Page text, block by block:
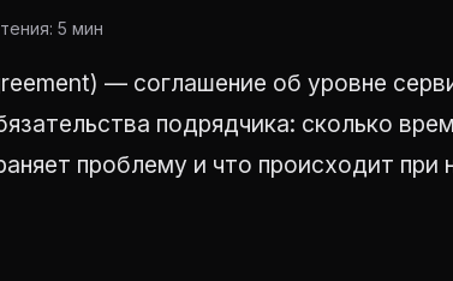
5 мин
— соглашение об уровне
подрядчика: сколько
проблему и что происходит при